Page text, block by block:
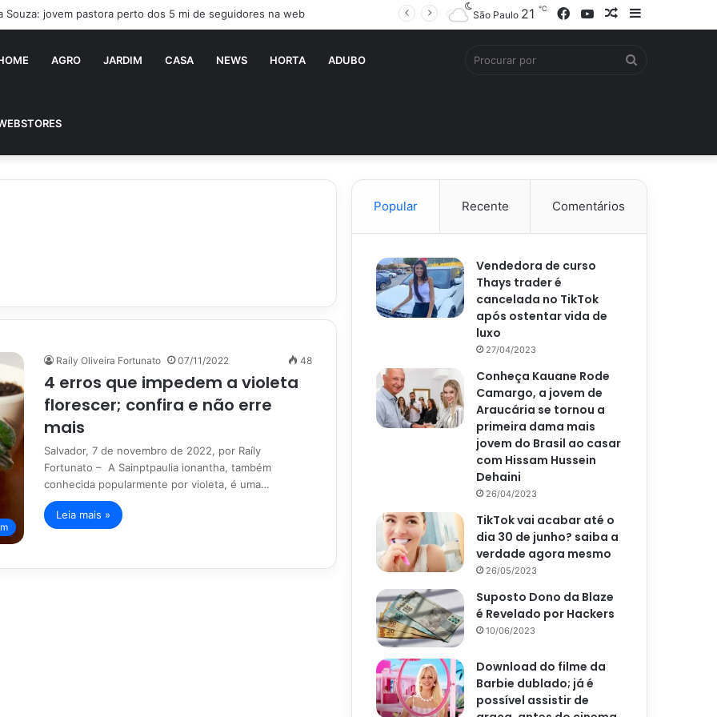
Souza: jovem pastora perto dos 5 mi de seguidores na web
Barra
Artigo
YouTube
Facebook
São Paulo 21 ℃
AGRO JARDIM CASA NEWS HORTA ADUBO
Raíly Oliveira Fortunato 07/11/2022 48
4 erros que impedem a violeta
florescer; confira e não erre
mais
Salvador, 7 de novembro de 2022, por Raíly
Fortunato – A Sainptpaulia ionantha, também
conhecida popularmente por violeta, é uma…
Leia mais »
Popular Recente Comentários
Vendedora de curso
Thays trader é
cancelada no TikTok
após ostentar vida de
luxo
27/04/2023
Conheça Kauane Rode
Camargo, a jovem de
Araucária se tornou a
primeira dama mais
jovem do Brasil ao casar
com Hissam Hussein
Dehaini
26/04/2023
TikTok vai acabar até o
dia 30 de junho? saiba a
verdade agora mesmo
26/05/2023
Suposto Dono da Blaze
é Revelado por Hackers
10/06/2023
Download do filme da
Barbie dublado; já é
possível assistir de